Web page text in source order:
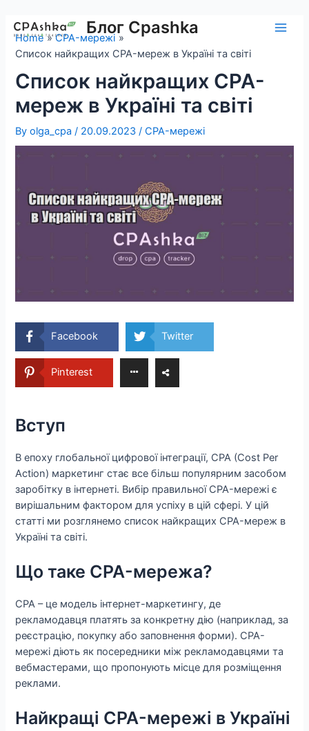
content
Блог Cpashka
Home
CPA-мережі
Список найкращих CPA-мереж в Україні та світі
Список найкращих CPA-
мереж в Україні та світі
Byolga_cpa/ 20.09.2023/CPA-мережі
Facebook Twitter
Pinterest
Вступ
В епоху глобальної цифрової інтеграції, CPA (Cost Per
Action) маркетинг стає все більш популярним засобом
заробітку в інтернеті. Вибір правильної CPA-мережі є
вирішальним фактором для успіху в цій сфері. У цій
статті ми розглянемо список найкращих CPA-мереж в
Україні та світі.
Що таке CPA-мережа?
CPA – це модель інтернет-маркетингу, де
рекламодавця платять за конкретну дію (наприклад, за
реєстрацію, покупку або заповнення форми). CPA-
мережі діють як посередники між рекламодавцями та
вебмастерами, що пропонують місце для розміщення
реклами.
Найкращі CPA-мережі в Україні